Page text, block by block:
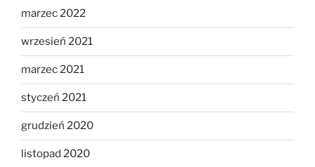
marzec 2022
wrzesień 2021
marzec 2021
styczeń 2021
grudzień 2020
listopad 2020